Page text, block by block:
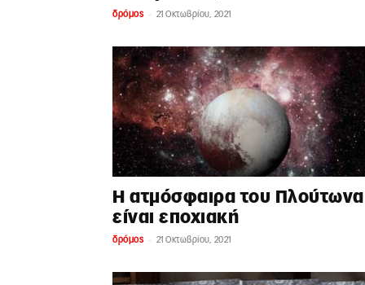
δρόμος - 21 Οκτωβρίου, 2021
Η ατμόσφαιρα του Πλούτωνα
είναι εποχιακή
δρόμος - 21 Οκτωβρίου, 2021